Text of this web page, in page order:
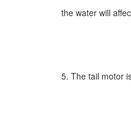
the water will
5. The tail motor